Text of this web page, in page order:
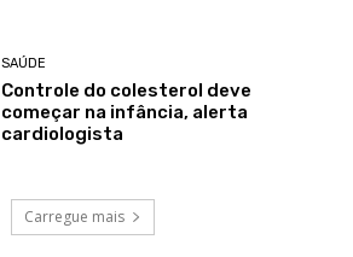
SAÚDE
Controle do colesterol deve
começar na infância, alerta
cardiologista
Carregue mais